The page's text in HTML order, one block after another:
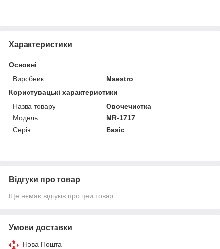
Характеристики
Основні
Виробник
Maestro
Користувацькі характеристики
Назва товару
Овочечистка
Мoдель
MR-1717
Серія
Basic
Відгуки про товар
Ще немає відгуків про цей товар
Умови доставки
Нова Пошта